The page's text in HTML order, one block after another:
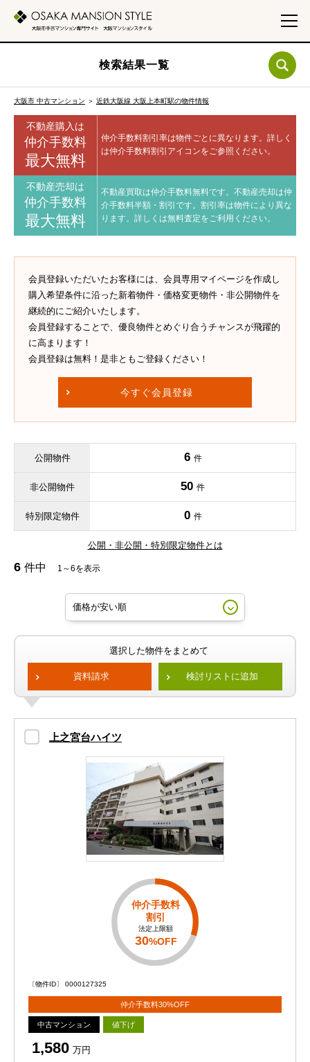
検索結果一覧
大阪市 中古マンション ＞ 近鉄大阪線 大阪上本町駅の物件情報
不動産購入は
仲介手数料
最大無料
仲介手数料割引率は物件ごとに異なります。 詳しく
は仲介手数料割引アイコンをご参照ください。
不動産売却は
仲介手数料
最大無料
不動産買取は仲介手数料無料です。 不動産売却は仲
介手数料半額・割引です。 割引率は物件により異な
ります。 詳しくは無料査定をご利用ください。
会員登録いただいたお客様には、会員専用マイページを作成し
購入希望条件に沿った新着物件・価格変更物件・非公開物件を
継続的にご紹介いたします。
会員登録することで、優良物件とめぐり合うチャンスが飛躍的
に高まります！
会員登録は無料！是非ともご登録ください！
今すぐ会員登録
公開物件 6 件
非公開物件 50 件
特別限定物件 0 件
公開・非公開・特別限定物件とは
6 件中 1～6を表示
選択した物件をまとめて
資料請求 検討リストに追加
上之宮台ハイツ
仲介手数料
割引
法定上限額
30%OFF
〔物件ID〕 0000127325
仲介手数料30%OFF
中古マンション 値下げ
1,580 万円